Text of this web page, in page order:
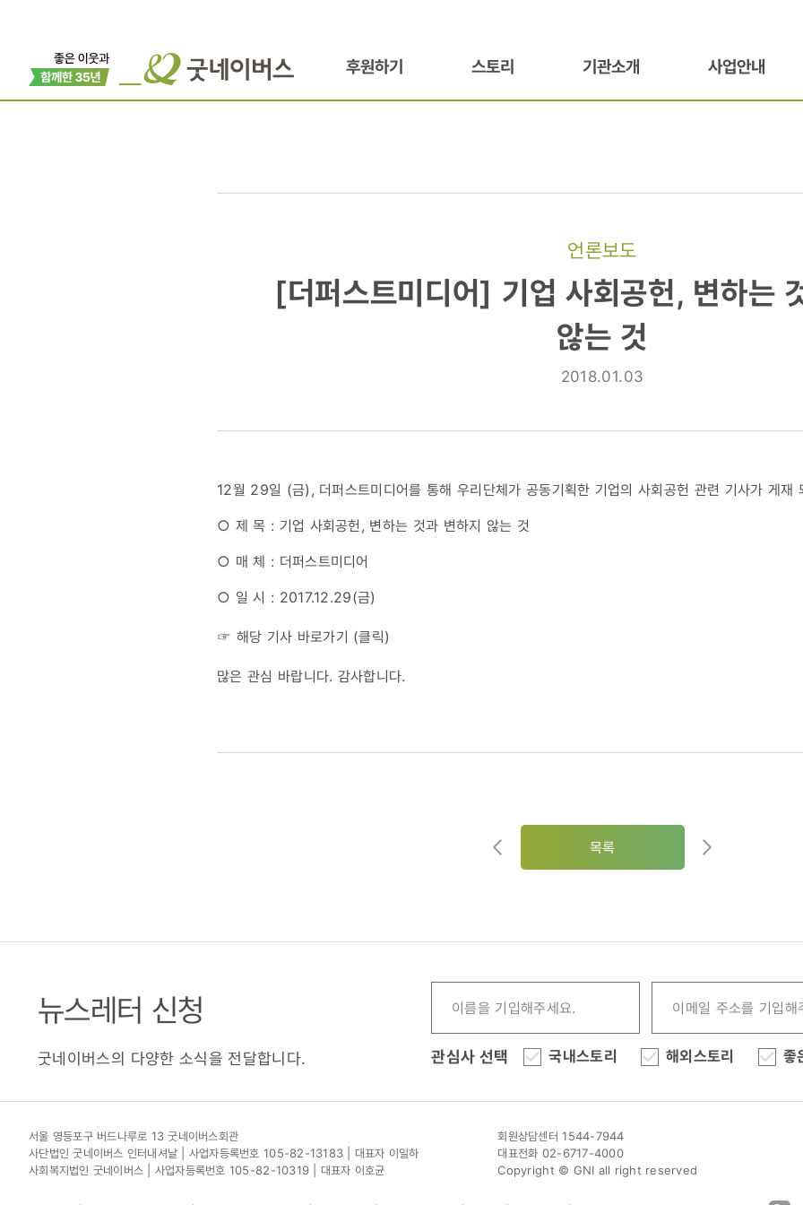
후원하기 스토리 기관소개 사업안내
언론보도
[더퍼스트미디어]
변하는
변하지
않는
것
[더퍼스트미디어] 기업 사회공헌, 변하는
않는 것
2018.01.03
12월 29일 (금), 더퍼스트미디어를 통해 우리단체가 공동기획한 기업의 사회공헌 관련 기사가 게재
○ 제 목 : 기업 사회공헌, 변하는 것과 변하지 않는 것
○ 매 체 : 더퍼스트미디어
○ 일 시 : 2017.12.29(금)
☞ 해당 기사 바로가기 (클릭)
많은 관심 바랍니다. 감사합니다.
목록
뉴스레터 신청
굿네이버스의 다양한 소식을 전달합니다. 관심사 선택 국내스토리 해외스토리 좋
서울 영등포구 버드나루로 13 굿네이버스회관
사단법인 굿네이버스 인터내셔날 | 사업자등록번호 105-82-13183 | 대표자 이일하
사회복지법인 굿네이버스 | 사업자등록번호 105-82-10319 | 대표자 이호균
회원상담센터 1544-7944
대표전화 02-6717-4000
Copyright © GNI all right reserved